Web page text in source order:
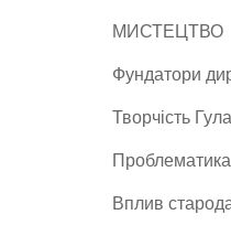
МИСТЕЦТВО
Фундатори
Творчість
Проблематика
Вплив